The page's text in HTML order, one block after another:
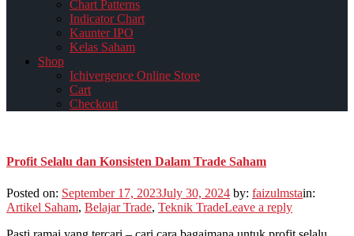
Chart Patterns
Indicator Chart
Kaunter IPO
Kelas Saham
Shop
Ichivergence Online Store
Cart
Checkout
Profit Selalu dan Konsisten Dalam Trade Saham
Posted on: September 17, 2023July 30, 2024 by: faizulmstain:
Artikel Saham, Belajar Trade, Teknik TradeLeave a reply